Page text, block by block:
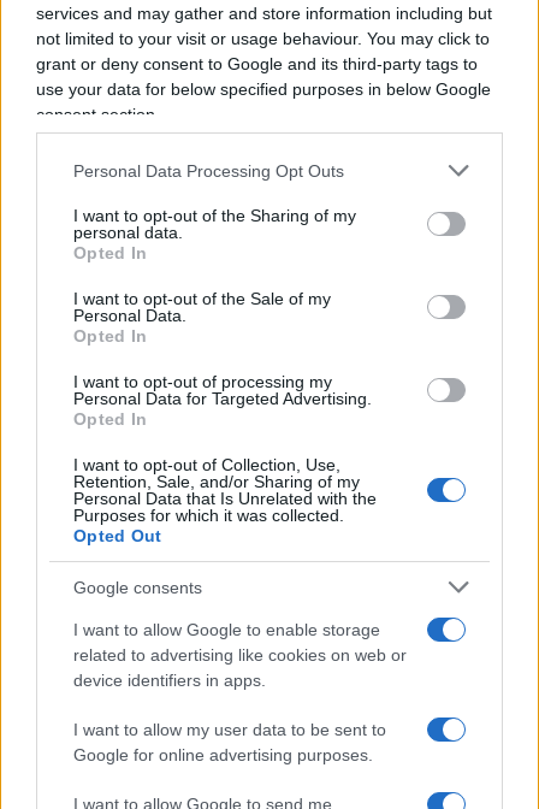
services and may gather and store information including but
not limited to your visit or usage behaviour. You may click to
grant or deny consent to Google and its third-party tags to
use your data for below specified purposes in below Google
consent section.
Personal Data Processing Opt Outs
I want to opt-out of the Sharing of my
personal data.
Opted In
I want to opt-out of the Sale of my
Personal Data.
Opted In
I want to opt-out of processing my
Personal Data for Targeted Advertising.
Opted In
I want to opt-out of Collection, Use,
Retention, Sale, and/or Sharing of my
Personal Data that Is Unrelated with the
Purposes for which it was collected.
Opted Out
Google consents
I want to allow Google to enable storage
related to advertising like cookies on web or
device identifiers in apps.
I want to allow my user data to be sent to
Google for online advertising purposes.
I want to allow Google to send me
riapre la partita del nucleare
Il monopolio cinese sulle
tecnologie verdi
Un altro fattore critico che dovrebbe allarmare
i decisori politici occidentali è la distribuzione
transizione. LaCina esercita un quasi-
monopolio assoluto
solare di Stati Uniti ed Europa messi insieme e
controllando oltre la metà della produzione
doppio filo a questa catena del valore non
significa affatto conquistare l’indipendenza
energetica, ma soltanto
dipendenza geopolitica
dai produttori di
industriale verso Pechino.
A ciò si aggiunge il drammatico problema
delle infrastrutture di distribuzione.